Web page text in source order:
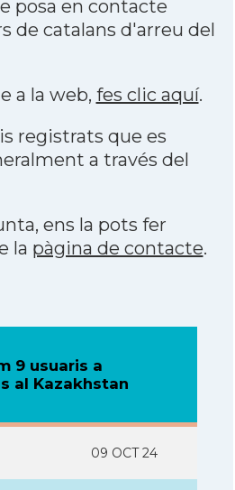
posa en contacte
de catalans d'arreu del
a la web, fes clic aquí.
registrats que es
a través del
ens la pots fer
la pàgina de contacte.
9 usuaris a
al Kazakhstan
09 OCT 24